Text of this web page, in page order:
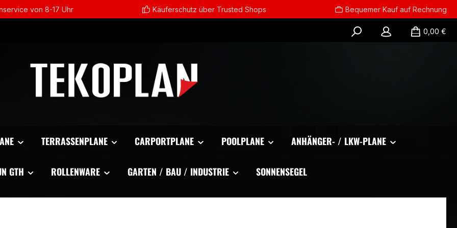
von 8-17 Uhr Käuferschutz über Trusted Shops Bequemer Kauf auf Rechnung
0,00 €
TERRASSENPLANE CARPORTPLANE POOLPLANE ANHÄNGER- / LKW-PLANE
GTH ROLLENWARE GARTEN / BAU / INDUSTRIE SONNENSEGEL